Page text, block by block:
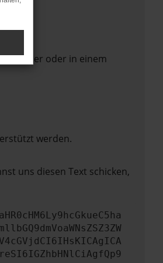
Browser oder in einem
werden.
uns diesen Text schicken,